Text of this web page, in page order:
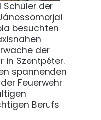
Schüler der
besuchten
der
in Szentpéter.
spannenden
Feuerwehr
Berufs